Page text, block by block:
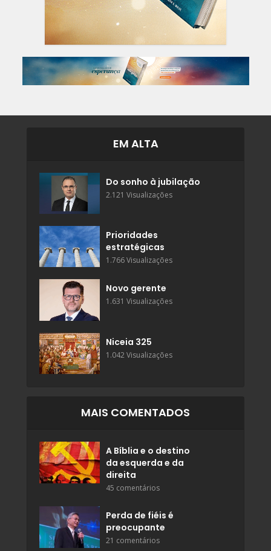
EM ALTA
Do sonho à jubilação
2.121 Visualizações
Prioridades
estratégicas
1.766 Visualizações
Novo gerente
1.631 Visualizações
Niceia 325
1.042 Visualizações
MAIS COMENTADOS
A Bíblia e o destino
da esquerda e da
direita
45 comentários
Perda de fiéis é
preocupante
21 comentários